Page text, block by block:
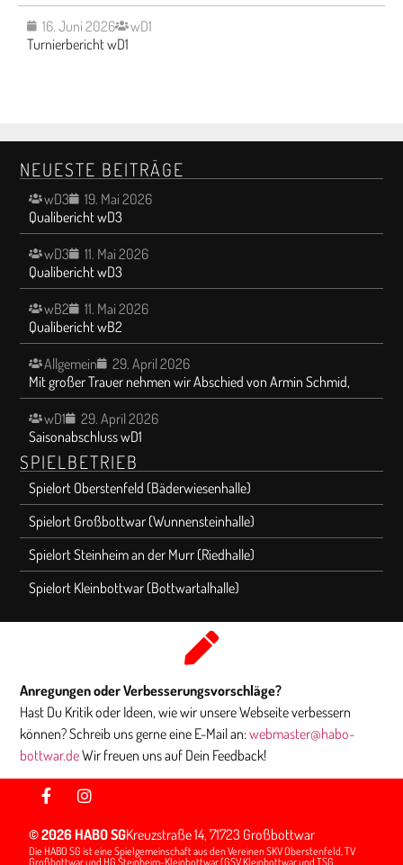
16. Juni 2026
wD1
Turnierbericht wD1
NEUESTE BEITRÄGE
wD3
19. Mai 2026
Qualibericht wD3
wD3
11. Mai 2026
Qualibericht wD3
wB2
11. Mai 2026
Qualibericht wB2
Allgemein
29. April 2026
Mit großer Trauer nehmen wir Abschied von Armin Schmid,
wD1
29. April 2026
Saisonabschluss wD1
SPIELBETRIEB
Spielort Oberstenfeld (Bäderwiesenhalle)
Spielort Großbottwar (Wunnensteinhalle)
Spielort Steinheim an der Murr (Riedhalle)
Spielort Kleinbottwar (Bottwartalhalle)
Anregungen oder Verbesserungsvorschläge?
Hast Du Kritik oder Ideen, wie wir unsere Webseite verbessern
können? Schreib uns gerne eine E-Mail an:webmaster@habo-
bottwar.deWir freuen uns auf Dein Feedback!
© 2026 HABO SGKreuzstraße 14, 71723 Großbottwar
Die HABO SG ist eine Spielgemeinschaft aus den Vereinen SKV Oberstenfeld, TV
Großbottwar und HG Steinheim-Kleinbottwar (GSV Kleinbottwar und TSG